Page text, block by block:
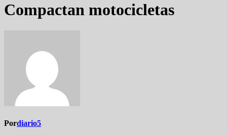
Compactan motocicletas
Pordiario5